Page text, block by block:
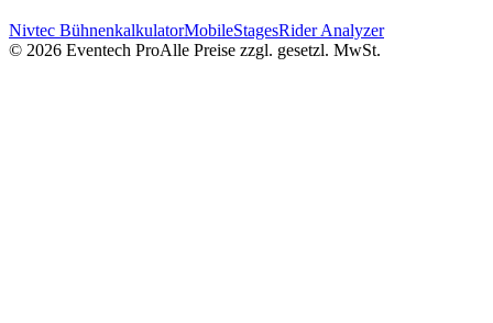
Nivtec BühnenkalkulatorMobileStagesRider Analyzer
© 2026 Eventech ProAlle Preise zzgl. gesetzl. MwSt.